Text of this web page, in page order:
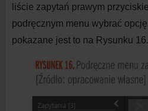
liście zapytań prawym
podręcznym menu wybrać
pokazane jest to na Rysunku 16.